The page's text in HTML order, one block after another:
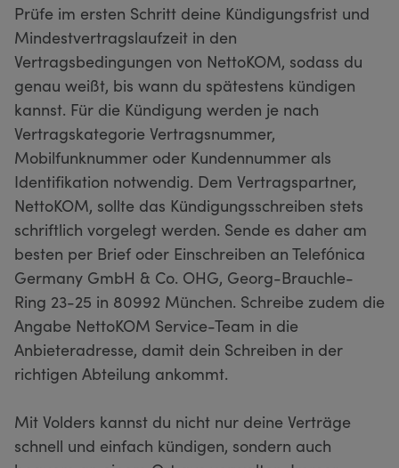
Prüfe im ersten Schritt deine Kündigungsfrist und
Mindestvertragslaufzeit in den
Vertragsbedingungen von NettoKOM, sodass du
genau weißt, bis wann du spätestens kündigen
kannst. Für die Kündigung werden je nach
Vertragskategorie Vertragsnummer,
Mobilfunknummer oder Kundennummer als
Identifikation notwendig. Dem Vertragspartner,
NettoKOM, sollte das Kündigungsschreiben stets
schriftlich vorgelegt werden. Sende es daher am
besten per Brief oder Einschreiben an Telefónica
Germany GmbH & Co. OHG, Georg-Brauchle-
Ring 23-25 in 80992 München. Schreibe zudem die
Angabe NettoKOM Service-Team in die
Anbieteradresse, damit dein Schreiben in der
richtigen Abteilung ankommt.
Mit Volders kannst du nicht nur deine Verträge
schnell und einfach kündigen, sondern auch